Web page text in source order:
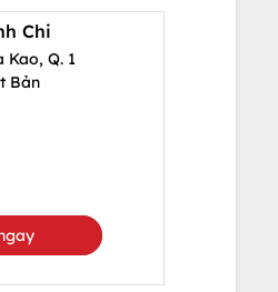
Chi
Kao, Q. 1
Bản